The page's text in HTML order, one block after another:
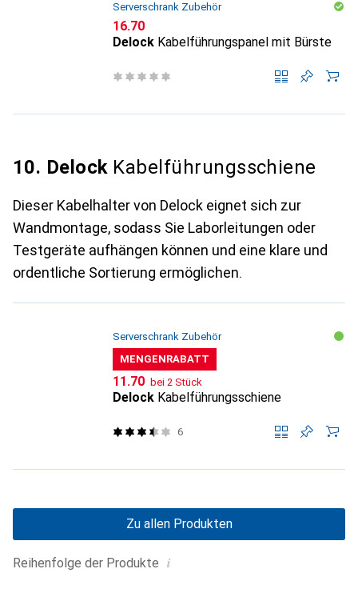
Serverschrank Zubehör
CHF
16.70
Delock Kabelführungspanel mit Bürste
10. DelockKabelführungsschiene
Dieser Kabelhalter von Delock eignet sich zur
Wandmontage, sodass Sie Laborleitungen oder
Testgeräte aufhängen können und eine klare und
ordentliche Sortierung ermöglichen.
Serverschrank Zubehör
MENGENRABATT
CHF
11.70 bei 2 Stück
Delock Kabelführungsschiene
6
Reihenfolge der Produkte i
Zu allen Produkten